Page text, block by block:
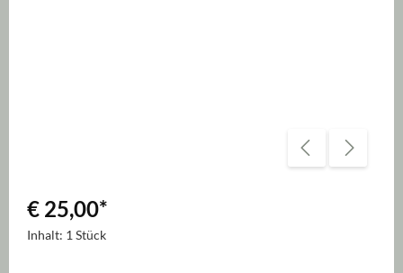
€ 25,00*
Inhalt: 1 Stück